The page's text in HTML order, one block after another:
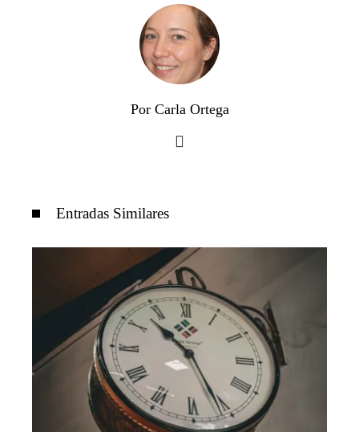
Por Carla Ortega
Entradas Similares